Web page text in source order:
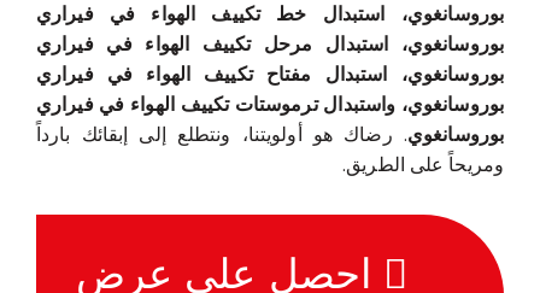
بوروسانغوي، استبدال خط تكييف الهواء في فيراري
بوروسانغوي، استبدال مرحل تكييف الهواء في فيراري
بوروسانغوي، استبدال مفتاح تكييف الهواء في فيراري
بوروسانغوي، واستبدال ترموستات تكييف الهواء في فيراري
بوروسانغوي. رضاك هو أولويتنا، ونتطلع إلى إبقائك بارداً
ومريحاً على الطريق.
احصل على عرض